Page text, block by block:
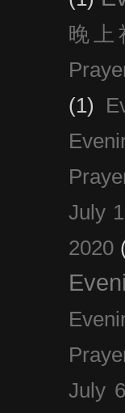
晚上
(1)
July
2020
July